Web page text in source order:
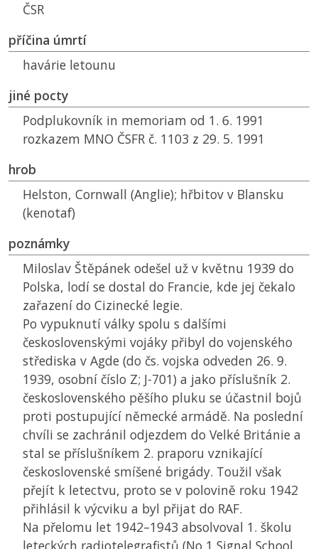
ČSR
příčina úmrtí
havárie letounu
jiné pocty
Podplukovník in memoriam od 1. 6. 1991
rozkazem MNO ČSFR č. 1103 z 29. 5. 1991
hrob
Helston, Cornwall (Anglie); hřbitov v Blansku
(kenotaf)
poznámky
Miloslav Štěpánek odešel už v květnu 1939 do
Polska, lodí se dostal do Francie, kde jej čekalo
zařazení do Cizinecké legie.
Po vypuknutí války spolu s dalšími
československými vojáky přibyl do vojenského
střediska v Agde (do čs. vojska odveden 26. 9.
1939, osobní číslo Z; J-701) a jako příslušník 2.
československého pěšího pluku se účastnil bojů
proti postupující německé armádě. Na poslední
chvíli se zachránil odjezdem do Velké Británie a
stal se příslušníkem 2. praporu vznikající
československé smíšené brigády. Toužil však
přejít k letectvu, proto se v polovině roku 1942
přihlásil k výcviku a byl přijat do RAF.
Na přelomu let 1942–1943 absolvoval 1. školu